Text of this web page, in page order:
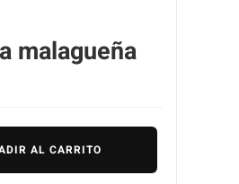
malagueña
AL CARRITO